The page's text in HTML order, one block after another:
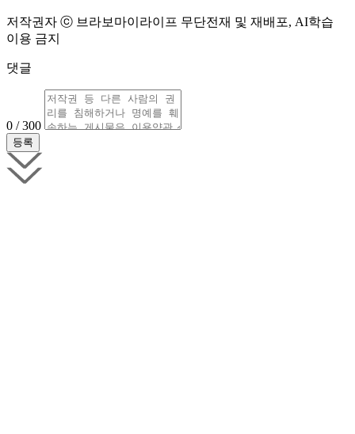
저작권자 ⓒ 브라보마이라이프 무단전재 및 재배포, AI학습
이용 금지
댓글
0 / 300